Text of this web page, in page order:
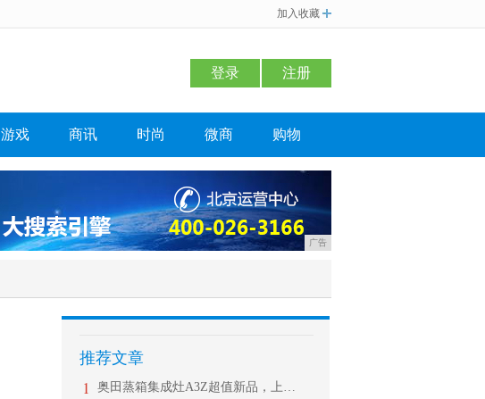
加入收藏
登录 注册
游戏 商讯 时尚 微商 购物
广告
推荐文章
1 奥田蒸箱集成灶A3Z超值新品，上市首